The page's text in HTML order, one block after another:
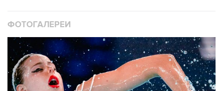
ФОТОГАЛЕРЕИ